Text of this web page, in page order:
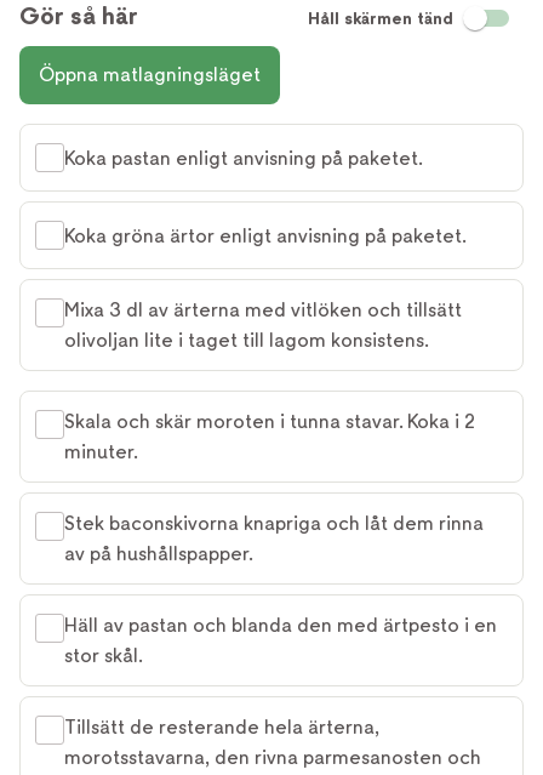
Gör så här Håll skärmen tänd
Öppna matlagningsläget
Koka pastan enligt anvisning på paketet.
Koka gröna ärtor enligt anvisning på paketet.
Mixa 3 dl av ärterna med vitlöken och tillsätt
olivoljan lite i taget till lagom konsistens.
Skala och skär moroten i tunna stavar. Koka i 2
minuter.
Stek baconskivorna knapriga och låt dem rinna
av på hushållspapper.
Häll av pastan och blanda den med ärtpesto i en
stor skål.
Tillsätt de resterande hela ärterna,
morotsstavarna, den rivna parmesanosten och